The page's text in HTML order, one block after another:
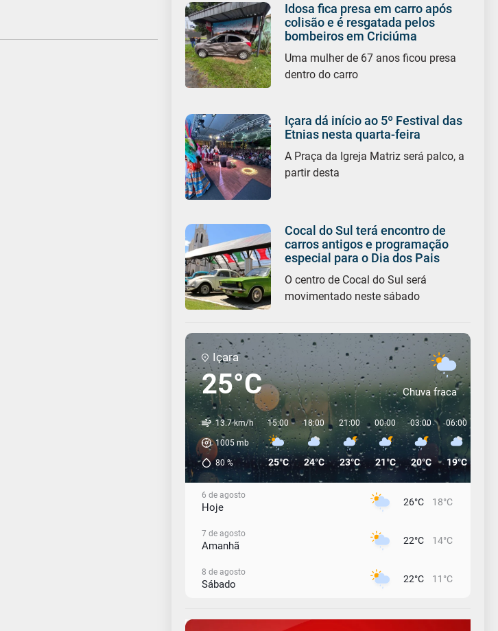
Idosa fica presa em carro após
colisão e é resgatada pelos
bombeiros em Criciúma
Uma mulher de 67 anos ficou presa
dentro do carro
Içara dá início ao 5º Festival das
Etnias nesta quarta-feira
A Praça da Igreja Matriz será palco, a
partir desta
Cocal do Sul terá encontro de
carros antigos e programação
especial para o Dia dos Pais
O centro de Cocal do Sul será
movimentado neste sábado
Içara
25°C Chuva fraca
13.7 km/h
1005mb
80%
15:00
25°C
18:00
24°C
21:00
23°C
00:00
21°C
03:00
20°C
06:00
19°C
6 de agosto
Hoje 26°C 18°C
7 de agosto
Amanhã 22°C 14°C
8 de agosto
Sábado 22°C 11°C
Domingo 16°C 12°C